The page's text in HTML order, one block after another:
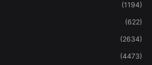
(1194)
(622)
(2634)
(4473)